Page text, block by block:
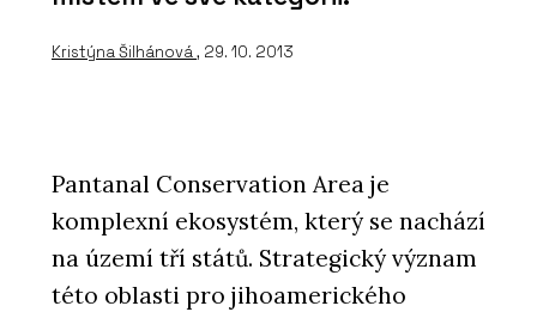
Kristýna Šilhánová, 29. 10. 2013
Pantanal Conservation Area je
komplexní ekosystém, který se nachází
na území tří států. Strategický význam
této oblasti pro jihoamerického